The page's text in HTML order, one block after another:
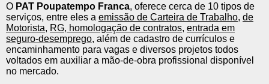
O PAT Poupatempo Franca, oferece cerca de 10 tipos de
serviços, entre eles a emissão de Carteira de Trabalho, de
Motorista, RG, homologação de contratos, entrada em
seguro-desemprego, além de cadastro de currículos e
encaminhamento para vagas e diversos projetos todos
voltados em auxiliar a mão-de-obra profissional disponível
no mercado.